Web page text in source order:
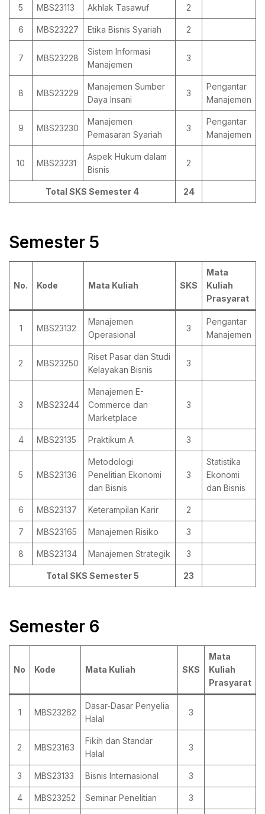
5 MBS23113 Akhlak Tasawuf 2
6 MBS23227 Etika Bisnis Syariah 2
7 MBS23228
Sistem Informasi
Manajemen
3
8 MBS23229
Manajemen Sumber
Daya Insani
3
Pengantar
Manajemen
9 MBS23230
Manajemen
Pemasaran Syariah
3
Pengantar
Manajemen
10 MBS23231
Aspek Hukum dalam
Bisnis
2
Total SKS Semester 4 24
Semester 5
No. Kode Mata Kuliah SKS
Mata
Kuliah
Prasyarat
1 MBS23132
Manajemen
Operasional
3
Pengantar
Manajemen
2 MBS23250
Riset Pasar dan Studi
Kelayakan Bisnis
3
3 MBS23244
Manajemen E-
Commerce dan
Marketplace
3
4 MBS23135 Praktikum A 3
5 MBS23136
Metodologi
Penelitian Ekonomi
dan Bisnis
3
Statistika
Ekonomi
dan Bisnis
6 MBS23137 Keterampilan Karir 2
7 MBS23165 Manajemen Risiko 3
8 MBS23134 Manajemen Strategik 3
Total SKS Semester 5 23
Semester 6
No Kode Mata Kuliah SKS
Mata
Kuliah
Prasyarat
1 MBS23262
Dasar-Dasar Penyelia
Halal
3
2 MBS23163
Fikih dan Standar
Halal
3
3 MBS23133 Bisnis Internasional 3
4 MBS23252 Seminar Penelitian 3